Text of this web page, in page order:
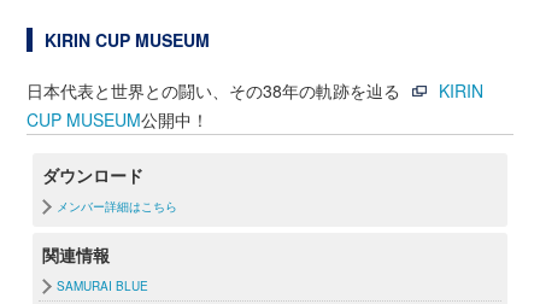
KIRIN CUP MUSEUM
日本代表と世界との闘い、その38年の軌跡を辿る
KIRIN
CUP MUSEUM公開中！
ダウンロード
メンバー詳細はこちら
関連情報
SAMURAI BLUE